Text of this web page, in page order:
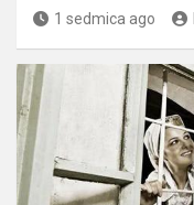
1 sedmica ago